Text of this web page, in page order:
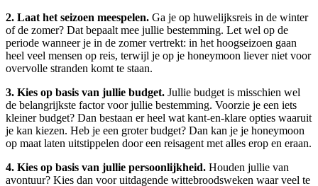
2. Laat het seizoen meespelen. Ga je op huwelijksreis in de winter
of de zomer? Dat bepaalt mee jullie bestemming. Let wel op de
periode wanneer je in de zomer vertrekt: in het hoogseizoen gaan
heel veel mensen op reis, terwijl je op je honeymoon liever niet voor
overvolle stranden komt te staan.
3. Kies op basis van jullie budget. Jullie budget is misschien wel
de belangrijkste factor voor jullie bestemming. Voorzie je een iets
kleiner budget? Dan bestaan er heel wat kant-en-klare opties waaruit
je kan kiezen. Heb je een groter budget? Dan kan je je honeymoon
op maat laten uitstippelen door een reisagent met alles erop en eraan.
4. Kies op basis van jullie persoonlijkheid. Houden jullie van
avontuur? Kies dan voor uitdagende wittebroodsweken waar veel te